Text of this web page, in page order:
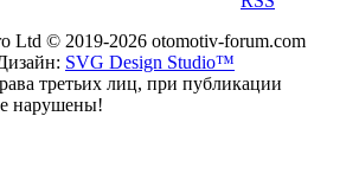
Ltd © 2019-2026 otomotiv-forum.com
SVG Design Studio™
третьих лиц, при публикации
нарушены!